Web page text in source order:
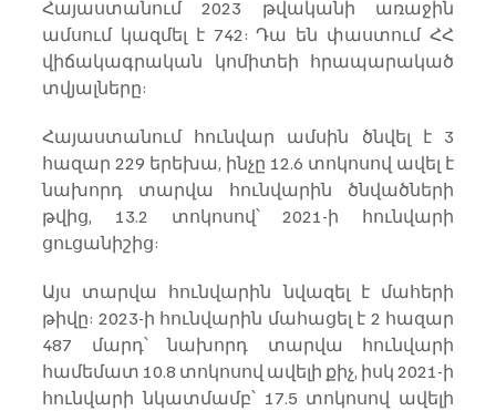
Հայաստանում 2023 թվականի առաջին
ամսում կազմել է 742: Դա են փաստում ՀՀ
վիճակագրական կոմիտեի հրապարակած
տվյալները:
Հայաստանում հունվար ամսին ծնվել է 3
հազար 229 երեխա, ինչը 12.6 տոկոսով ավել է
նախորդ տարվա հունվարին ծնվածների
թվից, 13.2 տոկոսով՝ 2021-ի հունվարի
ցուցանիշից:
Այս տարվա հունվարին նվազել է մահերի
թիվը: 2023-ի հունվարին մահացել է 2 հազար
487 մարդ՝ նախորդ տարվա հունվարի
համեմատ 10.8 տոկոսով ավելի քիչ, իսկ 2021-ի
հունվարի նկատմամբ՝ 17.5 տոկոսով ավելի